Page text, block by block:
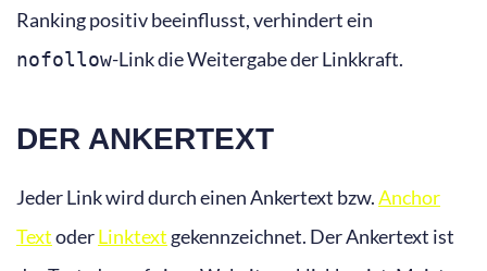
Ranking positiv beeinflusst, verhindert ein
nofollow-Link die Weitergabe der Linkkraft.
DER ANKERTEXT
Jeder Link wird durch einen Ankertext bzw.Anchor
TextoderLinktext gekennzeichnet. Der Ankertext ist